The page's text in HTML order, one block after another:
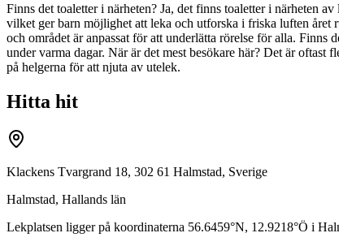
Finns det toaletter i närheten? Ja, det finns toaletter i närheten
vilket ger barn möjlighet att leka och utforska i friska luften
och området är anpassat för att underlätta rörelse för alla.
under varma dagar. När är det mest besökare här? Det är
på helgerna för att njuta av utelek.
Hitta hit
Klackens Tvargrand 18, 302 61 Halmstad, Sverige
Halmstad, Hallands län
Lekplatsen ligger på koordinaterna 56.6459°N, 12.9218°Ö i